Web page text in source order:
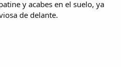
y acabes en el suelo, ya
de delante.